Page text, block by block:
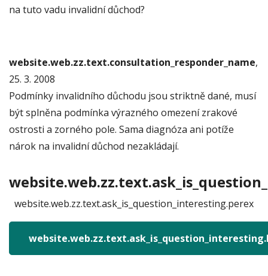
na tuto vadu invalidní důchod?
website.web.zz.text.consultation_responder_name,
25. 3. 2008
Podmínky invalidního důchodu jsou striktně dané, musí
být splněna podmínka výrazného omezení zrakové
ostrosti a zorného pole. Sama diagnóza ani potíže
nárok na invalidní důchod nezakládají.
website.web.zz.text.ask_is_question_interesting.perex